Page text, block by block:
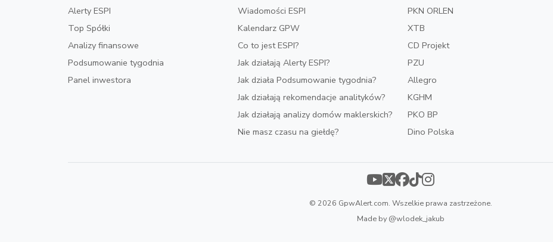
Alerty ESPI
Top Spółki
Analizy finansowe
Podsumowanie tygodnia
Panel inwestora
Wiadomości ESPI
Kalendarz GPW
Co to jest ESPI?
Jak działają Alerty ESPI?
Jak działa Podsumowanie tygodnia?
Jak działają rekomendacje analityków?
Jak działają analizy domów maklerskich?
Nie masz czasu na giełdę?
PKN ORLEN
XTB
CD Projekt
PZU
Allegro
KGHM
PKO BP
Dino Polska
© 2026 GpwAlert.com. Wszelkie prawa zastrzeżone.
Made by@wlodek_jakub